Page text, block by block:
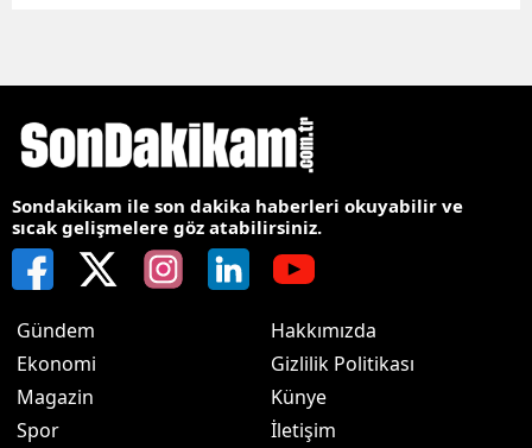
Sondakikam ile son dakika haberleri okuyabilir ve
sıcak gelişmelere göz atabilirsiniz.
Gündem
Ekonomi
Magazin
Spor
Hakkımızda
Gizlilik Politikası
Künye
İletişim